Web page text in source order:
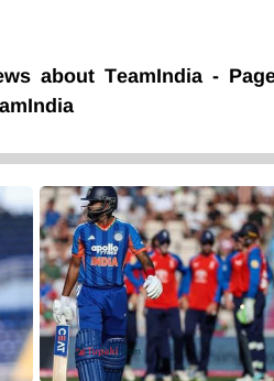
about TeamIndia -